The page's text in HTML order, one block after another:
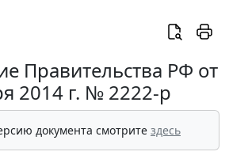
Правительства РФ от
2014 г. № 2222-р
документа смотрите здесь